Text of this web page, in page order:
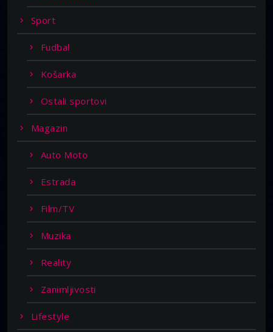
Sport
Fudbal
Košarka
Ostali sportovi
Magazin
Auto Moto
Estrada
Film/TV
Muzika
Reality
Zanimljivosti
Lifestyle